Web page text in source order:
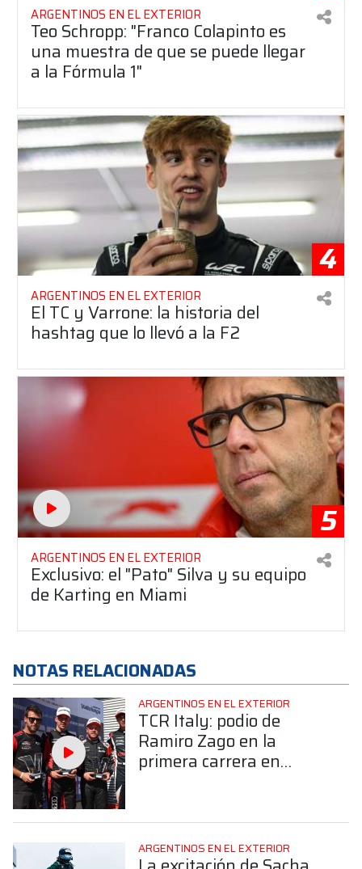
ARGENTINOS EN EL EXTERIOR
Teo Schropp: "Franco Colapinto es
una muestra de que se puede llegar
a la Fórmula 1"
4
ARGENTINOS EN EL EXTERIOR
El TC y Varrone: la historia del
hashtag que lo llevó a la F2
5
ARGENTINOS EN EL EXTERIOR
Exclusivo: el "Pato" Silva y su equipo
de Karting en Miami
NOTAS RELACIONADAS
ARGENTINOS EN EL EXTERIOR
TCR Italy: podio de
Ramiro Zago en la
primera carrera en
ARGENTINOS EN EL EXTERIOR